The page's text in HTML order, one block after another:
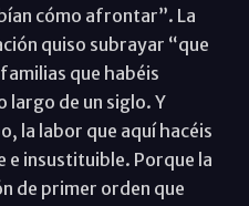
cómo afrontar”. La
quiso subrayar “que
que habéis
largo de un siglo. Y
la labor que aquí hacéis
e insustituible. Porque la
de primer orden que